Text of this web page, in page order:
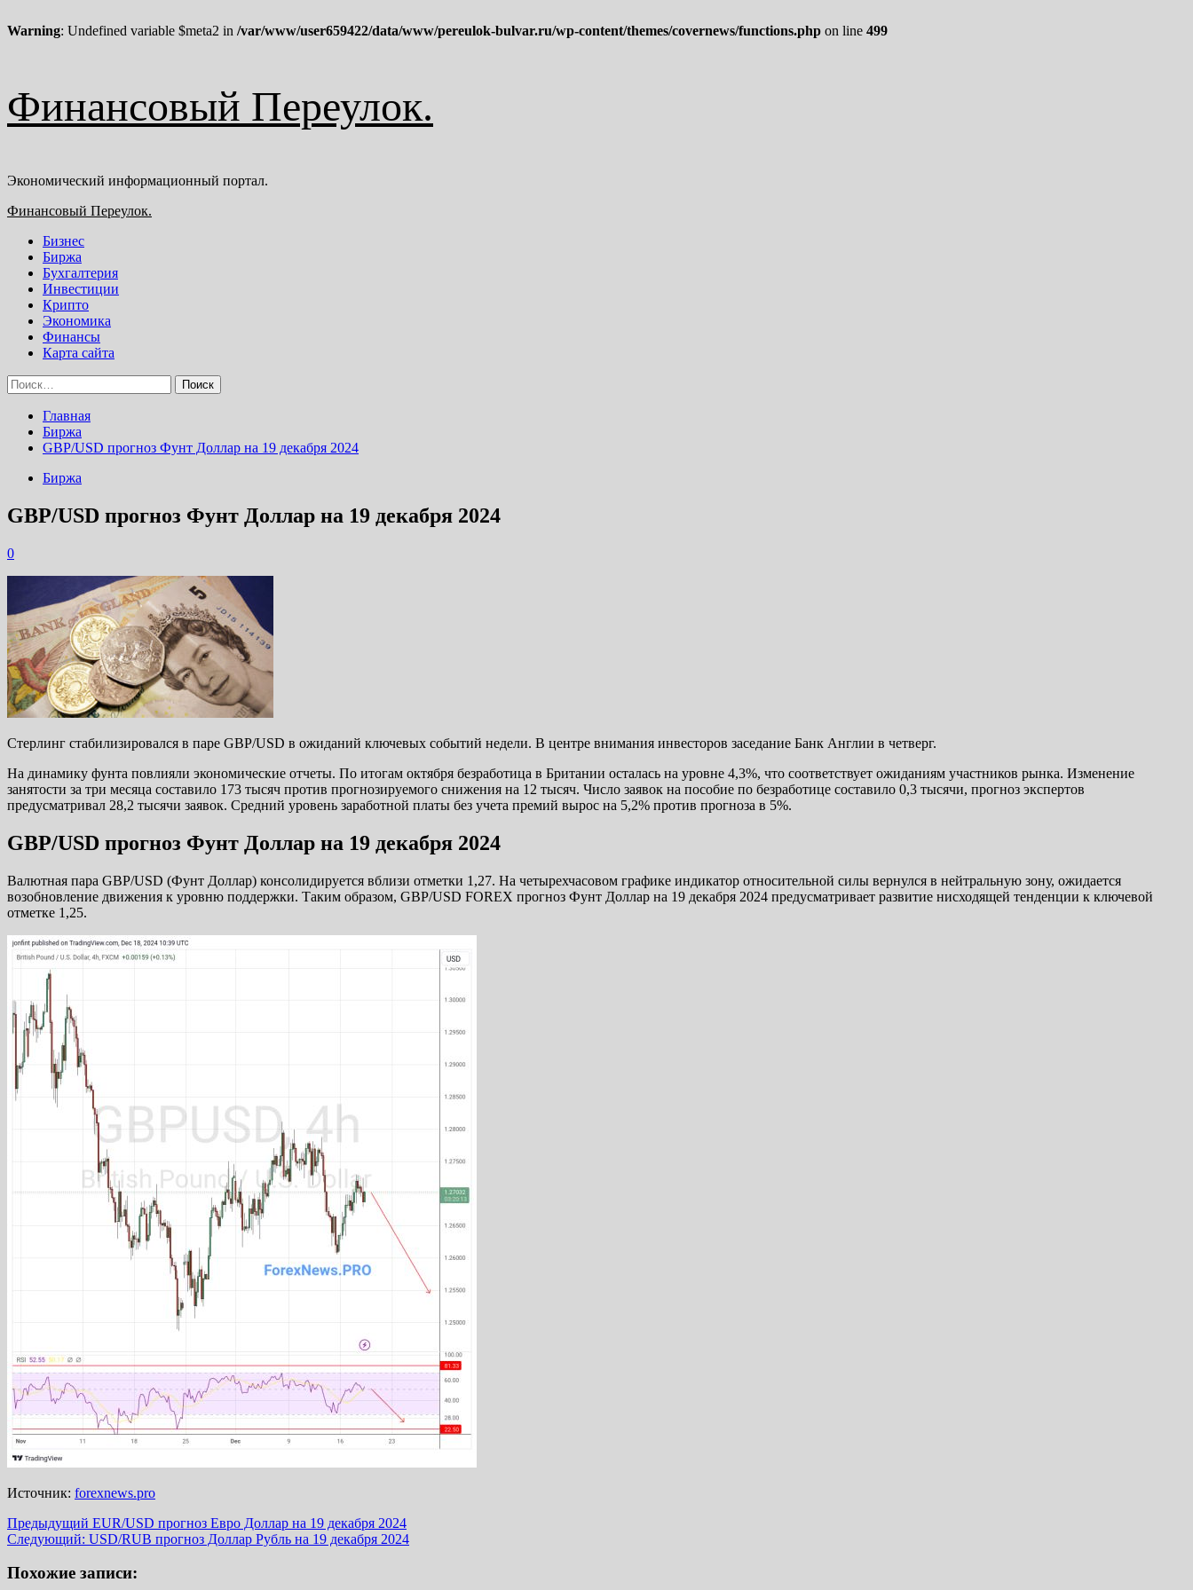
Warning: Undefined variable $meta2 in /var/www/user659422/data/www/pereulok-bulvar.ru/wp-content/themes/covernews/functions.php on line 499
к
содержимому
Финансовый Переулок.
Экономический информационный портал.
Основное
Финансовый Переулок.
Бизнес
Биржа
Бухгалтерия
Инвестиции
Крипто
Экономика
Финансы
Карта сайта
Найти:
Главная
Биржа
GBP/USD прогноз Фунт Доллар на 19 декабря 2024
Биржа
GBP/USD прогноз Фунт Доллар на 19 декабря 2024
0
Стерлинг стабилизировался в паре GBP/USD в ожиданий ключевых событий недели. В центре внимания инвесторов заседание Банк Англии в четверг.
На динамику фунта повлияли экономические отчеты. По итогам октября безработица в Британии осталась на уровне 4,3%, что соответствует ожиданиям участников рынка. Изменение
занятости за три месяца составило 173 тысяч против прогнозируемого снижения на 12 тысяч. Число заявок на пособие по безработице составило 0,3 тысячи, прогноз экспертов
предусматривал 28,2 тысячи заявок. Средний уровень заработной платы без учета премий вырос на 5,2% против прогноза в 5%.
GBP/USD прогноз Фунт Доллар на 19 декабря 2024
Валютная пара GBP/USD (Фунт Доллар) консолидируется вблизи отметки 1,27. На четырехчасовом графике индикатор относительной силы вернулся в нейтральную зону, ожидается
возобновление движения к уровню поддержки. Таким образом, GBP/USD FOREX прогноз Фунт Доллар на 19 декабря 2024 предусматривает развитие нисходящей тенденции к ключевой
отметке 1,25.
Источник: forexnews.pro
Навигация
записи
Предыдущий EUR/USD прогноз Евро Доллар на 19 декабря 2024
Следующий: USD/RUB прогноз Доллар Рубль на 19 декабря 2024
Похожие записи: